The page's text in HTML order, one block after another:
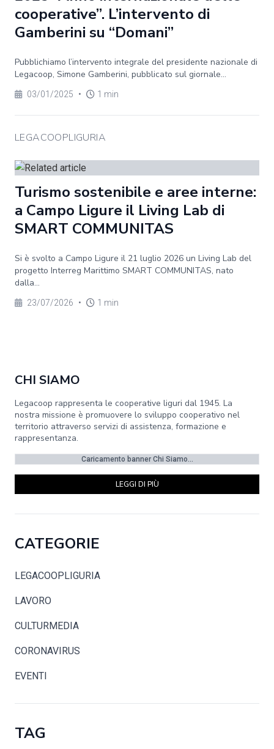
cooperative”. L’intervento di
Gamberini su “Domani”
Pubblichiamo l’intervento integrale del presidente nazionale di
Legacoop, Simone Gamberini, pubblicato sul giornale...
03/01/2025 • 1 min
LEGACOOPLIGURIA
Turismo sostenibile e aree interne:
a Campo Ligure il Living Lab di
SMART COMMUNITAS
Si è svolto a Campo Ligure il 21 luglio 2026 un Living Lab del
progetto Interreg Marittimo SMART COMMUNITAS, nato
dalla...
23/07/2026 • 1 min
CHI SIAMO
Legacoop rappresenta le cooperative liguri dal 1945. La
nostra missione è promuovere lo sviluppo cooperativo nel
territorio attraverso servizi di assistenza, formazione e
rappresentanza.
Caricamento banner Chi Siamo...
LEGGI DI PIÙ
CATEGORIE
LEGACOOPLIGURIA
LAVORO
CULTURMEDIA
CORONAVIRUS
EVENTI
TAG